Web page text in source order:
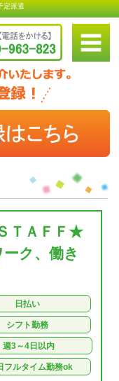
定派遣
ＴＡＦＦ★
ク、働き
日払い
シフト勤務
週3～4日以内
フルタイム勤務ok